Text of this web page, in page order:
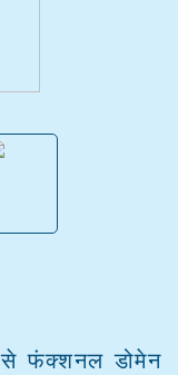
से फंक्शनल डोमेन